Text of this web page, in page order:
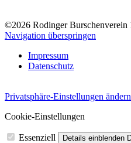
©2026 Rodinger Burschenverein
Navigation überspringen
Impressum
Datenschutz
Privatsphäre-Einstellungen ändern
Cookie-Einstellungen
Essenziell Details einblenden